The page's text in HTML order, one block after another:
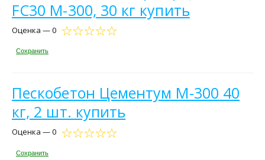
FC30 М-300, 30 кг купить
Оценка — 0
Сохранить
Пескобетон Цементум М-300 40
кг, 2 шт. купить
Оценка — 0
Сохранить